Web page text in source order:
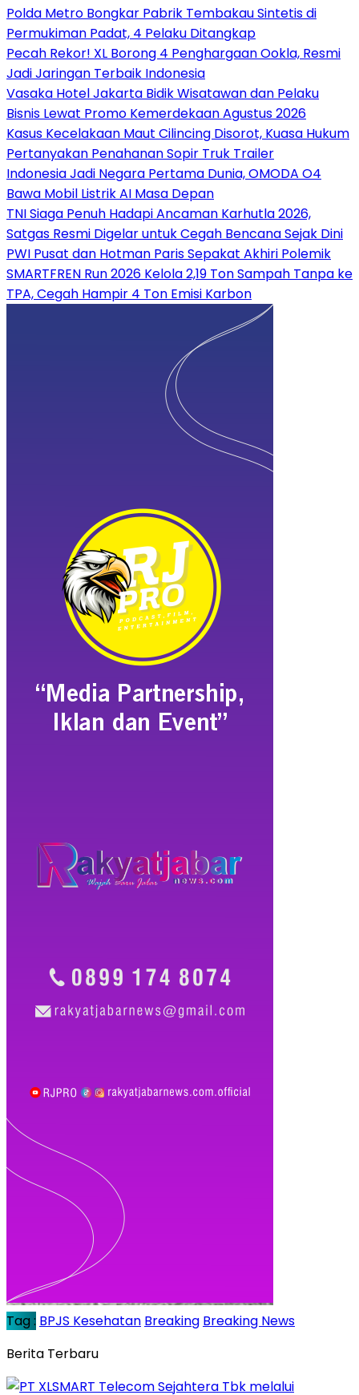
Polda Metro Bongkar Pabrik Tembakau Sintetis di
Permukiman Padat, 4 Pelaku Ditangkap
Pecah Rekor! XL Borong 4 Penghargaan Ookla, Resmi
Jadi Jaringan Terbaik Indonesia
Vasaka Hotel Jakarta Bidik Wisatawan dan Pelaku
Bisnis Lewat Promo Kemerdekaan Agustus 2026
Kasus Kecelakaan Maut Cilincing Disorot, Kuasa Hukum
Pertanyakan Penahanan Sopir Truk Trailer
Indonesia Jadi Negara Pertama Dunia, OMODA O4
Bawa Mobil Listrik AI Masa Depan
TNI Siaga Penuh Hadapi Ancaman Karhutla 2026,
Satgas Resmi Digelar untuk Cegah Bencana Sejak Dini
PWI Pusat dan Hotman Paris Sepakat Akhiri Polemik
SMARTFREN Run 2026 Kelola 2,19 Ton Sampah Tanpa ke
TPA, Cegah Hampir 4 Ton Emisi Karbon
Tag : BPJS Kesehatan Breaking Breaking News
Berita Terbaru